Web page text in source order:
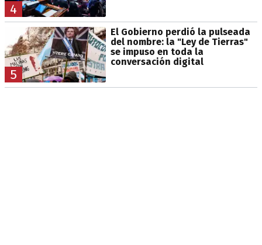
4
5
El Gobierno perdió la pulseada
del nombre: la "Ley de Tierras"
se impuso en toda la
conversación digital